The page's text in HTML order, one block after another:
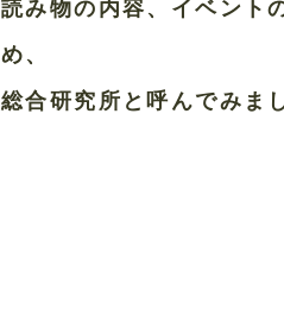
読み物の内容、イベント
め、
総合研究所と呼んでみま